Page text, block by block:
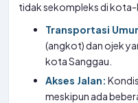
tidak sekompleks di kota-
Transportasi
(angkot) dan ojek
kota Sanggau.
Akses Jalan:
meskipun ada